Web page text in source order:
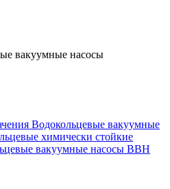
вакуумные насосы
Водокольцевые вакуумные
химически стойкие
вакуумные насосы ВВН